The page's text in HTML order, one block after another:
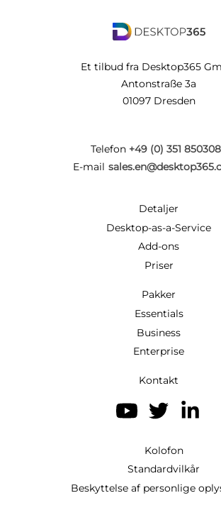
Et tilbud fra Desktop365
Antonstraße 3a
01097 Dresden
Telefon +49 (0) 351
E-mail
Detaljer
Desktop-as-a-Service
Add-ons
Priser
Pakker
Essentials
Business
Enterprise
Kontakt
Kolofon
Standardvilkår
Beskyttelse af personlige